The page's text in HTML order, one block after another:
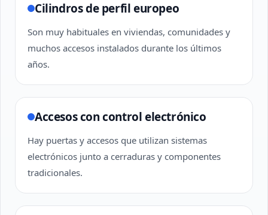
Cilindros de perfil europeo
Son muy habituales en viviendas, comunidades y
muchos accesos instalados durante los últimos
años.
Accesos con control electrónico
Hay puertas y accesos que utilizan sistemas
electrónicos junto a cerraduras y componentes
tradicionales.